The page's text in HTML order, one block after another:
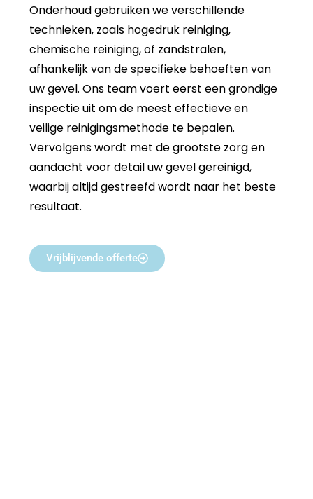
Onderhoud gebruiken we verschillende
technieken, zoals hogedruk reiniging,
chemische reiniging, of zandstralen,
afhankelijk van de specifieke behoeften van
uw gevel. Ons team voert eerst een grondige
inspectie uit om de meest effectieve en
veilige reinigingsmethode te bepalen.
Vervolgens wordt met de grootste zorg en
aandacht voor detail uw gevel gereinigd,
waarbij altijd gestreefd wordt naar het beste
resultaat.
Vrijblijvende offerte